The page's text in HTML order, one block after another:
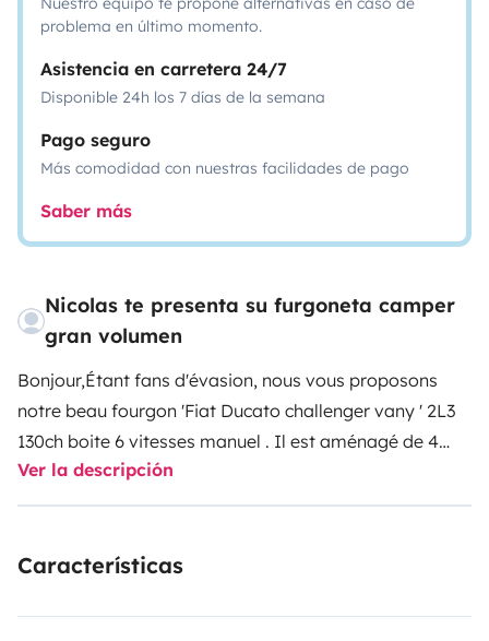
problema en último momento.
Asistencia en carretera 24/7
Disponible 24h los 7 días de la semana
Pago seguro
Más comodidad con nuestras facilidades de pago
Saber más
Nicolas te presenta su furgoneta camper
gran volumen
Bonjour,Étant fans d'évasion, nous vous proposons
notre beau fourgon 'Fiat Ducato challenger vany ' 2L3
130ch boite 6 vitesses manuel . Il est aménagé de 4
places donc 4 couchages, ( 2 couchage à l'arrière et 2
couchages spacieux a l'avant.Longeur du véhicule 6
véhicule vous apportera tout le confort nécessaire pour
Ver la descripción
Características